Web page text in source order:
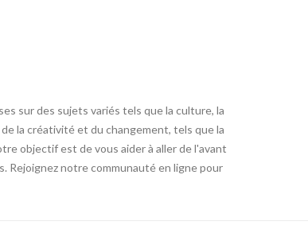
sur des sujets variés tels que la culture, la
la créativité et du changement, tels que la
objectif est de vous aider à aller de l'avant
notre communauté en ligne pour